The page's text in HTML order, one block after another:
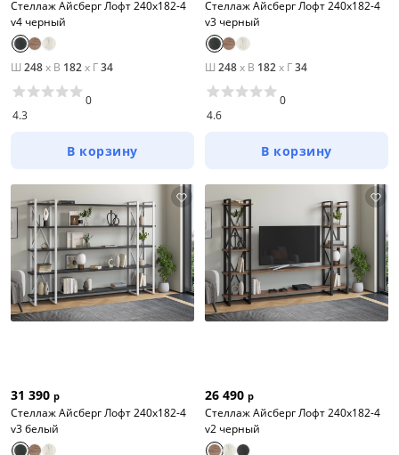
Стеллаж Айсберг Лофт 240х182-4
v4 черный
Ш 248x В 182x Г34
4.3
0
В корзину
Стеллаж Айсберг Лофт 240х182-4
v3 черный
Ш 248x В 182x Г34
4.6
0
В корзину
31 390 р
Стеллаж Айсберг Лофт 240х182-4
v3 белый
26 490 р
Стеллаж Айсберг Лофт 240х182-4
v2 черный